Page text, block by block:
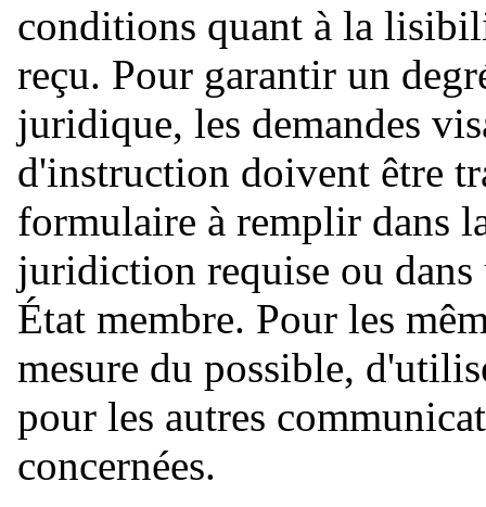
conditions quant à la
reçu. Pour garantir un
juridique, les demandes
d'instruction doivent être
formulaire à remplir dans
juridiction requise ou dans
État membre. Pour les
mesure du possible,
pour les autres
concernées.